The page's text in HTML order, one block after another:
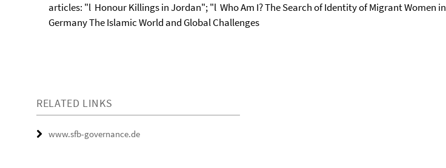
articles: "l Honour Killings in Jordan"; "l Who Am I? The Search of Identity of Migrant Women in
Germany The Islamic World and Global Challenges
RELATED LINKS
www.sfb-governance.de